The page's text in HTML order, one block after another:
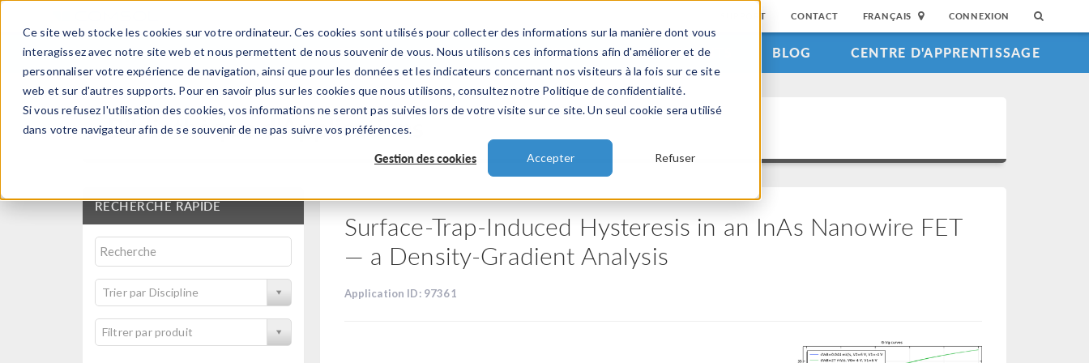
Ce site web stocke les cookies sur votre ordinateur. Ces cookies sont utilisés pour collecter des informations sur la manière dont vous
interagissez avec notre site web et nous permettent de nous souvenir de vous. Nous utilisons ces informations afin d'améliorer et de
personnaliser votre expérience de navigation, ainsi que pour les données et les indicateurs concernant nos visiteurs à la fois sur ce site
web et sur d'autres supports. Pour en savoir plus sur les cookies que nous utilisons, consultez notre Politique de confidentialité.
Si vous refusez l'utilisation des cookies, vos informations ne seront pas suivies lors de votre visite sur ce site. Un seul cookie sera utilisé
dans votre navigateur afin de se souvenir de ne pas suivre vos préférences.
Gestion des cookies Accepter Refuser
SUPPORT CONTACT FRANÇAIS CONNEXION
PRODUITS INDUSTRIES VIDEOS EVENEMENTS BLOG CENTRE D'APPRENTISSAGE
Bibliothèque d'Applications
RECHERCHE RAPIDE
Trier par Discipline
Filtrer par produit
Surface-Trap-Induced Hysteresis in an InAs Nanowire FET
— a Density-Gradient Analysis
Application ID: 97361